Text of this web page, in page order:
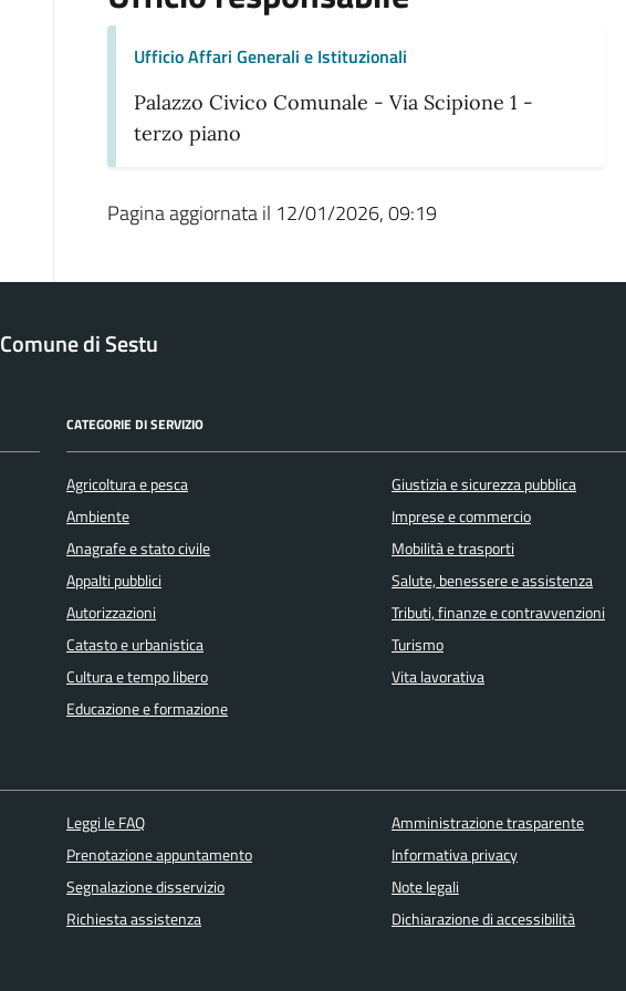
Ufficio Affari Generali e Istituzionali
Palazzo Civico Comunale - Via Scipione 1 -
terzo piano
Pagina aggiornata il 12/01/2026, 09:19
Comune di Sestu
CATEGORIE DI SERVIZIO
Agricoltura e pesca
Ambiente
Anagrafe e stato civile
Appalti pubblici
Autorizzazioni
Catasto e urbanistica
Cultura e tempo libero
Educazione e formazione
Giustizia e sicurezza pubblica
Imprese e commercio
Mobilità e trasporti
Salute, benessere e assistenza
Tributi, finanze e contravvenzioni
Turismo
Vita lavorativa
Leggi le FAQ
Prenotazione appuntamento
Segnalazione disservizio
Richiesta assistenza
Amministrazione trasparente
Informativa privacy
Note legali
Dichiarazione di accessibilità